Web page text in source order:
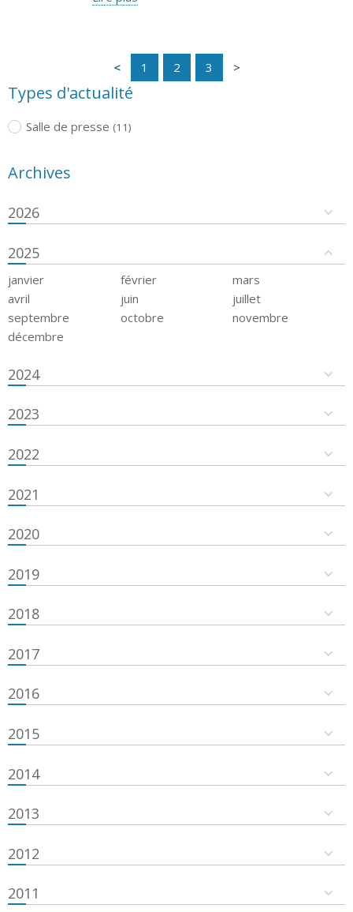
1 2 3
Types d'actualité
Salle de presse (11)
Archives
2026
2025
janvier février
mars
avril
juin
juillet
septembre
octobre
novembre
décembre
2024
2023
2022
2021
2020
2019
2018
2017
2016
2015
2014
2013
2012
2011